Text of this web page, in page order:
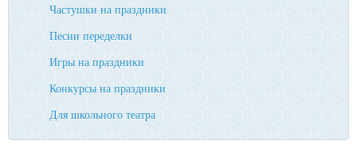
Частушки на праздники
Песни переделки
Игры на праздники
Конкурсы на праздники
Для школьного театра